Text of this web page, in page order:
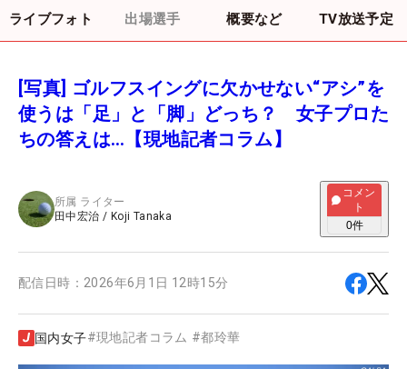
ライブフォト 出場選手 概要など TV放送予定
[写真] ゴルフスイングに欠かせない“アシ”を
使うは「足」と「脚」どっち？ 女子プロた
ちの答えは…【現地記者コラム】
所属 ライター
田中宏治 / Koji Tanaka
コメン
ト
0件
配信日時： 2026年6月1日 12時15分
国内女子#現地記者コラム #都玲華